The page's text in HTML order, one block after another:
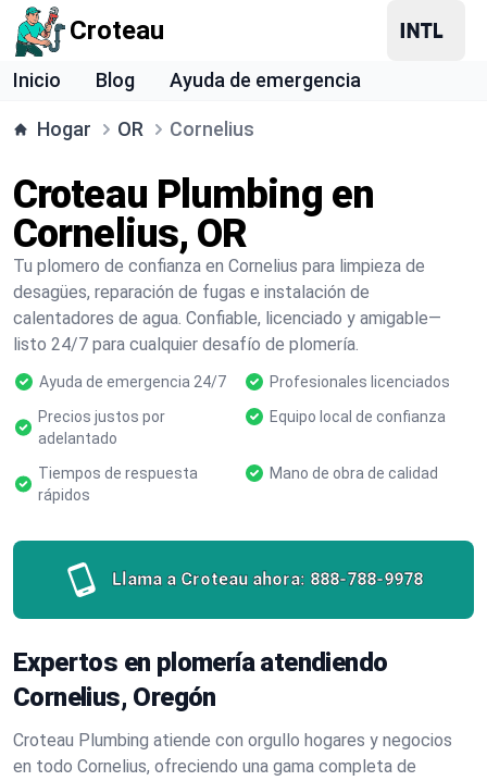
Croteau
Inicio Blog Ayuda de emergencia
Hogar OR Cornelius
Croteau Plumbing en
Cornelius, OR
Tu plomero de confianza en Cornelius para limpieza de
desagües, reparación de fugas e instalación de
calentadores de agua. Confiable, licenciado y amigable—
listo 24/7 para cualquier desafío de plomería.
Ayuda de emergencia 24/7
Profesionales licenciados
Precios justos por
adelantado
Equipo local de confianza
Tiempos de respuesta
rápidos
Mano de obra de calidad
Llama a Croteau ahora: 888-788-9978
Expertos en plomería atendiendo
Cornelius, Oregón
Croteau Plumbing atiende con orgullo hogares y negocios
en todo Cornelius, ofreciendo una gama completa de